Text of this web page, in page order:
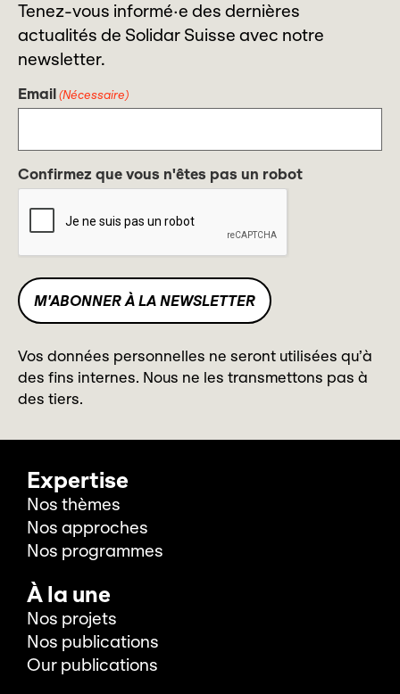
Tenez-vous informé·e des dernières
actualités de Solidar Suisse avec notre
newsletter.
Email(Nécessaire)
Confirmez que vous n'êtes pas un robot
Vos données personnelles ne seront utilisées qu’à
des fins internes. Nous ne les transmettons pas à
des tiers.
Expertise
Nos thèmes
Nos approches
Nos programmes
À la une
Nos projets
Nos publications
Our publications